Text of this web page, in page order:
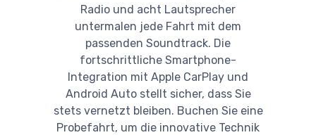
Radio und acht Lautsprecher
untermalen jede Fahrt mit dem
passenden Soundtrack. Die
fortschrittliche Smartphone-
Integration mit Apple CarPlay und
Android Auto stellt sicher, dass Sie
stets vernetzt bleiben. Buchen Sie eine
Probefahrt, um die innovative Technik